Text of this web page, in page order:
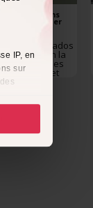
IP, en
sur
de 49 ans
pour discuter
veuf de 3 ados
enfin la
vie j’aime les
drôles et
quelqu’un de